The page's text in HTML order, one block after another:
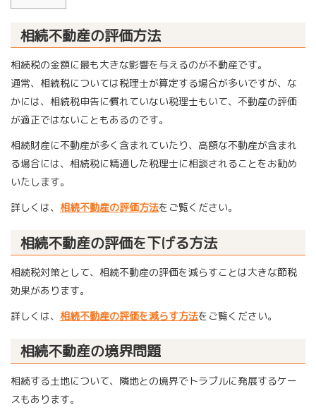
相続不動産の評価方法
相続税の金額に最も大きな影響を与えるのが不動産です。
通常、相続税については税理士が算定する場合が多いですが、な
かには、相続税申告に慣れていない税理士もいて、不動産の評価
が適正ではないこともあるのです。
相続財産に不動産が多く含まれていたり、高額な不動産が含まれ
る場合には、相続税に精通した税理士に相談されることをお勧め
いたします。
詳しくは、 相続不動産の評価方法をご覧ください。
相続不動産の評価を下げる方法
相続税対策として、相続不動産の評価を減らすことは大きな節税
効果があります。
詳しくは、 相続不動産の評価を減らす方法をご覧ください。
相続不動産の境界問題
相続する土地について、隣地との境界でトラブルに発展するケー
スもあります。